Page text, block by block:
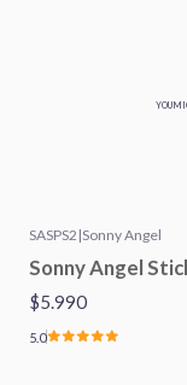
YOU
SASPS2 |Sonny Angel
Sonny Angel
$5.990
5.0